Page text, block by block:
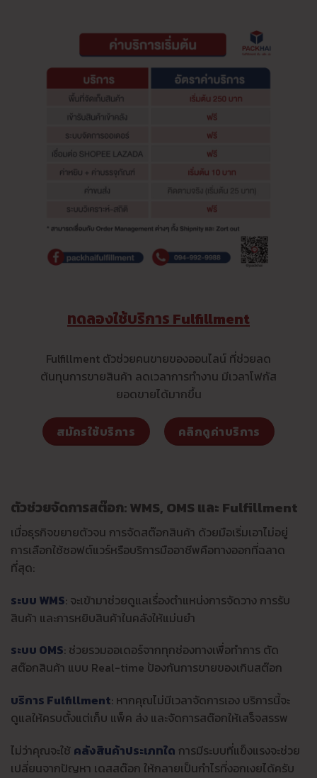
ทดลองใช้บริการ Fulfillment
Fulfillment ตัวช่วยคนขายของออนไลน์ ที่ช่วยลด
ต้นทุนการขายสินค้า ลดเวลาการทำงาน มีเวลาโฟกัส
ยอดขายได้มากขึ้น
สมัครใช้บริการ คลิกดูค่าบริการ
ตัวช่วยจัดการสต๊อก: WMS, OMS และ Fulfillment
เมื่อธุรกิจขยายตัวจน การจัดสต๊อกสินค้า ด้วยมือเริ่มเอาไม่อยู่
การเลือกใช้ซอฟต์แวร์หรือบริการมืออาชีพคือทางออกที่ฉลาด
ที่สุด:
ระบบ WMS: จะเข้ามาช่วยดูแลเรื่องตำแหน่งการจัดวาง การรับ
สินค้า และการหยิบสินค้าในคลังให้แม่นยำ
ระบบ OMS: ช่วยรวมออเดอร์จากทุกช่องทางเพื่อทำการ ตัด
สต๊อกสินค้า แบบ Real-time ป้องกันการขายของเกินสต๊อก
บริการ Fulfillment: หากคุณไม่มีเวลาจัดการเอง บริการนี้จะ
ดูแลให้ครบตั้งแต่เก็บ แพ็ค ส่ง และจัดการสต๊อกให้เสร็จสรรพ
ไม่ว่าคุณจะใช้ คลังสินค้าประเภทใด การมีระบบที่แข็งแรงจะช่วย
เปลี่ยนจากปัญหา เดสสต๊อก ให้กลายเป็นกำไรที่งอกเงยได้ครับ